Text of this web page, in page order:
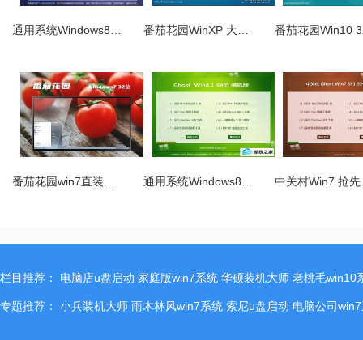
通用系统Windows8… 番茄花园WinXP 大… 番茄花园Win10
番茄花园win7直装… 通用系统Windows8… 中关村Win7 抢
栏目推荐： 电脑店u盘启动 家庭版win7系统 华硕装机大师 老桃毛win10
专题推荐： 小兵装机大师 雨木林风win7系统 索尼u盘启动 电脑公司